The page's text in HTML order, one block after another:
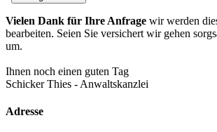
Vielen Dank für Ihre Anfrage wir werden
bearbeiten. Seien Sie versichert wir gehen
um.
Ihnen noch einen guten Tag
Schicker Thies - Anwaltskanzlei
Adresse